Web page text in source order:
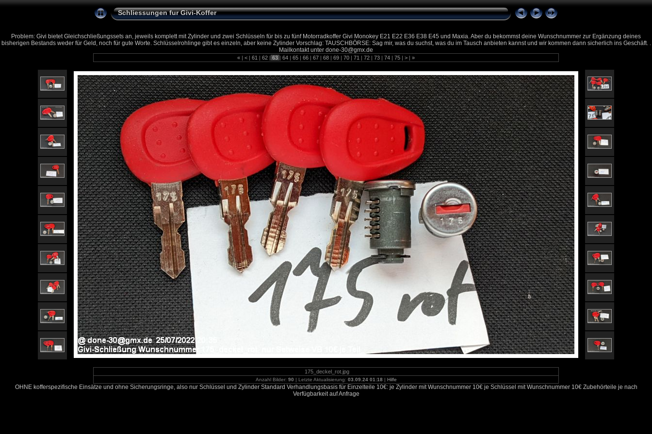
Schliessungen fur Givi-Koffer
Problem: Givi bietet Gleichschließungssets an, jeweils komplett mit Zylinder und zwei Schlüsseln für bis zu fünf Motorradkoffer Givi Monokey E21 E22 E36 E38 E45 und Maxia. Aber du bekommst deine Wunschnummer zur Ergänzung deines
bisherigen Bestands weder für Geld, noch für gute Worte. Schlüsselrohlinge gibt es einzeln, aber keine Zylinder Vorschlag: TAUSCHBÖRSE: Sag mir, was du suchst, was du im Tausch anbieten kannst und wir kommen dann sicherlich ins Geschäft. .
Mailkontakt unter done-30@gmx.de
« | < | 61 | 62 | 63 | 64 | 65 | 66 | 67 | 68 | 69 | 70 | 71 | 72 | 73 | 74 | 75 | > | »
175_deckel_rot.jpg
Anzahl Bilder: 90 | Letzte Aktualisierung: 03.09.24 01:18 | Hilfe
OHNE kofferspezifische Einsätze und ohne Sicherungsringe, also nur Schlüssel und Zylinder Standard Verhandlungsbasis für Einzelteile 10€: je Zylinder mit Wunschnummer 10€ je Schlüssel mit Wunschnummer 10€ Zubehörteile je nach
Verfügbarkeit auf Anfrage